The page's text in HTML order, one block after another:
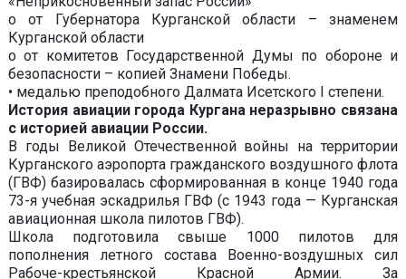
o от Губернатора Курганской области – знаменем
Курганской области
o от комитетов Государственной Думы по обороне и
безопасности – копией Знамени Победы.
• медалью преподобного Далмата Исетского I степени.
История авиации города Кургана неразрывно связана
с историей авиации России.
В годы Великой Отечественной войны на территории
Курганского аэропорта гражданского воздушного флота
(ГВФ) базировалась сформированная в конце 1940 года
73-я учебная эскадрилья ГВФ (с 1943 года — Курганская
авиационная школа пилотов ГВФ).
Школа подготовила свыше 1000 пилотов для
пополнения летного состава Военно-воздушных сил
Рабоче-крестьянской Красной Армии. За